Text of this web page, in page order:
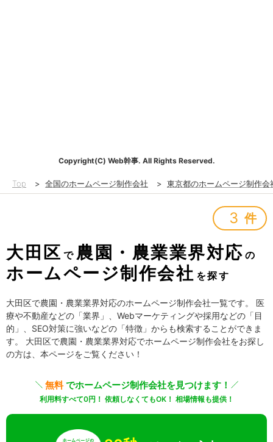
Copyright(C) Web幹事. All Rights Reserved.
Top > 全国のホームページ制作会社 > 東京都のホームページ制作会
3 件
大田区 で 農園・農業業界対応 の
ホームページ制作会社 を探す
大田区で農園・農業業界対応のホームページ制作会社一覧です。 医
療や不動産などの「業界」、Webマーケティングや採用などの「目
的」、SEO対策に強いなどの「特徴」からも検索することができま
す。 大田区で農園・農業業界対応でホームページ制作会社をお探し
の方は、本ページをご覧ください！
無料でホームページ制作会社を見つけます！
利用料すべて0円！ 依頼しなくてもOK！ 相場情報も提供！